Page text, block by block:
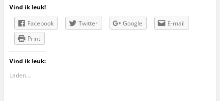
Vind ik leuk!
Facebook
Twitter Google
E-mail
Print
Vind ik leuk:
Laden…